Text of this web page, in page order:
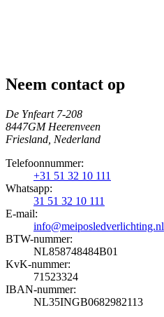
Neem contact op
De Ynfeart 7-208
8447GM Heerenveen
Friesland, Nederland
Telefoonnummer:
+31 51 32 10 111
Whatsapp:
31 51 32 10 111
E-mail:
info@meiposledverlichting.nl
BTW-nummer:
NL858748484B01
KvK-nummer:
71523324
IBAN-nummer:
NL35INGB0682982113